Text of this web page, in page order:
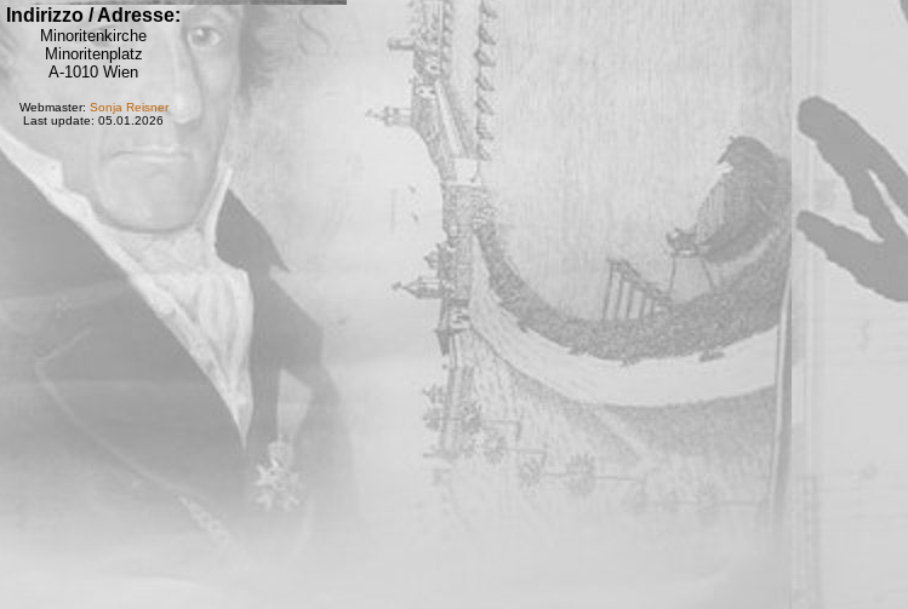
Indirizzo / Adresse:
Minoritenkirche
Minoritenplatz
A-1010 Wien
Webmaster: Sonja Reisner
Last update: 05.01.2026